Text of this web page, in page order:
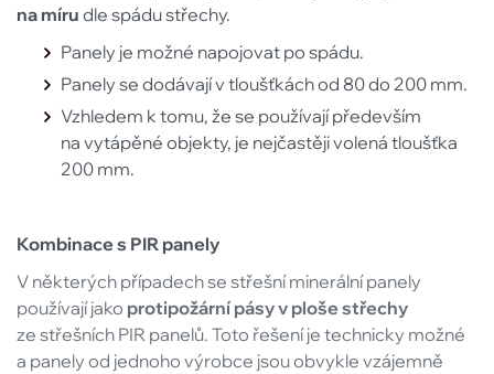
na míru dle spádu střechy.
Panely je možné napojovat po spádu.
Panely se dodávají v tloušťkách od 80 do 200 mm.
Vzhledem k tomu, že se používají především
na vytápěné objekty, je nejčastěji volená tloušťka
200 mm.
Kombinace s PIR panely
V některých případech se střešní minerální panely
používají jako protipožární pásy v ploše střechy
ze střešních PIR panelů. Toto řešení je technicky možné
a panely od jednoho výrobce jsou obvykle vzájemně